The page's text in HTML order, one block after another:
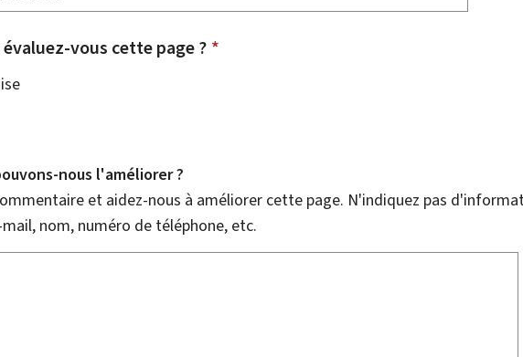
vous cette page ? *
nous l'améliorer ?
et aidez-nous à améliorer cette page. N'indiquez pas
nom, numéro de téléphone, etc.